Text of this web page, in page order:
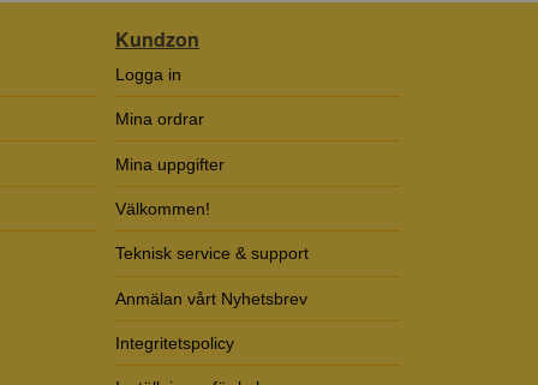
Kundzon
Logga in
Mina ordrar
Mina uppgifter
Välkommen!
Teknisk service & support
Anmälan vårt Nyhetsbrev
Integritetspolicy